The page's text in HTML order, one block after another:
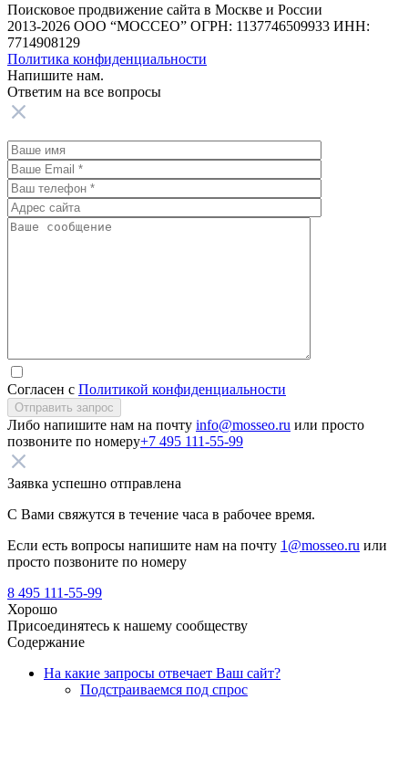
Поисковое продвижение сайта в Москве и России
2013-2026 ООО “МОССЕО” ОГРН: 1137746509933 ИНН:
7714908129
Политика конфиденциальности
Напишите нам.
Ответим на все вопросы
Согласен с Политикой конфиденциальности
Отправить запрос
Либо напишите нам на почту info@mosseo.ru или просто
позвоните по номеру+7 495 111-55-99
Заявка успешно отправлена
С Вами свяжутся в течение часа в рабочее время.
Если есть вопросы напишите нам на почту 1@mosseo.ru или
просто позвоните по номеру
8 495 111-55-99
Хорошо
Присоединятесь к нашему сообществу
Содержание
На какие запросы отвечает Ваш сайт?
Подстраиваемся под спрос